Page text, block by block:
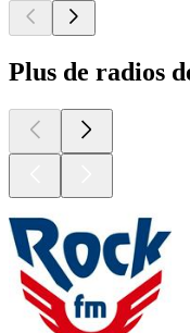
Plus de radios